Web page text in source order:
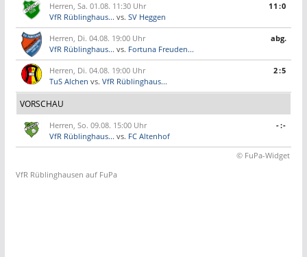
Herren, Sa. 01.08. 11:30 Uhr
VfR Rüblinghaus... vs. SV Heggen
11:0
Herren, Di. 04.08. 19:00 Uhr
VfR Rüblinghaus... vs. Fortuna Freuden...
abg.
Herren, Di. 04.08. 19:00 Uhr
TuS Alchen vs. VfR Rüblinghaus...
2:5
VORSCHAU
Herren, So. 09.08. 15:00 Uhr
VfR Rüblinghaus... vs. FC Altenhof
-:-
© FuPa-Widget
VfR Rüblinghausen auf FuPa